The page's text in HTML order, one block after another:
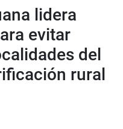
lidera
evitar
del
rural